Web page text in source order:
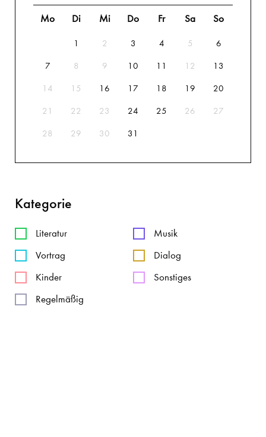
Mo Di Mi Do Fr Sa So
1 2 3 4 5 6
7 8 9 10 11 12 13
14 15 16 17 18 19 20
21 22 23 24 25 26 27
28 29 30 31
Kategorie
Literatur
Musik
Vortrag
Dialog
Kinder
Sonstiges
Regelmäßig